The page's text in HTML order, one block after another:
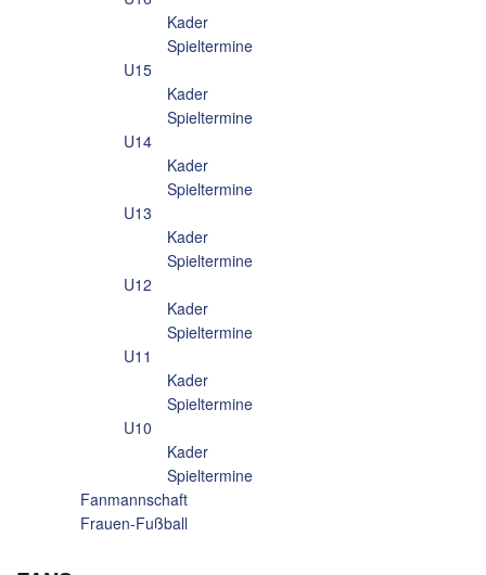
Kader
Spieltermine
U15
Kader
Spieltermine
U14
Kader
Spieltermine
U13
Kader
Spieltermine
U12
Kader
Spieltermine
U11
Kader
Spieltermine
U10
Kader
Spieltermine
Fanmannschaft
Frauen-Fußball